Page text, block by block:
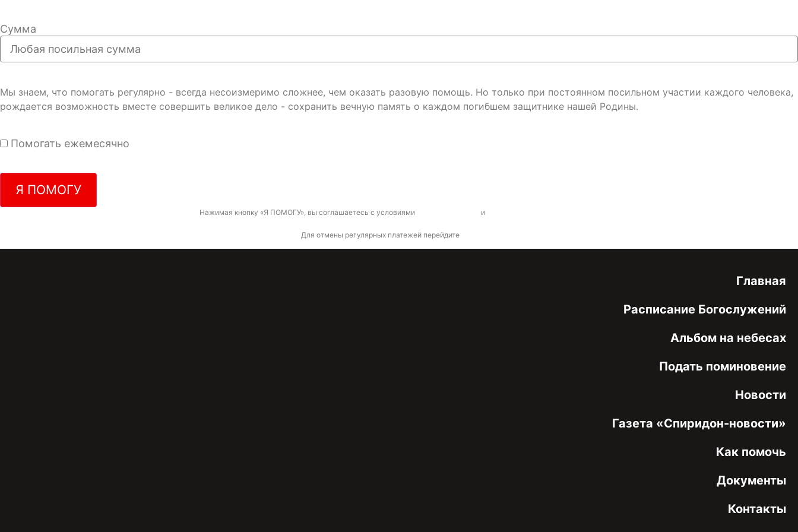
Сумма
Мы знаем, что помогать регулярно - всегда несоизмеримо сложнее, чем оказать разовую помощь. Но только при постоянном посильном участии каждого человека,
рождается возможность вместе совершить великое дело - сохранить вечную память о каждом погибшем защитнике нашей Родины.
Помогать ежемесячно
Я ПОМОГУ
Нажимая кнопку «Я ПОМОГУ», вы соглашаетесь с условиями и
Для отмены регулярных платежей перейдите
Главная
Расписание Богослужений
Альбом на небесах
Подать поминовение
Новости
Газета «Спиридон-новости»
Как помочь
Документы
Контакты